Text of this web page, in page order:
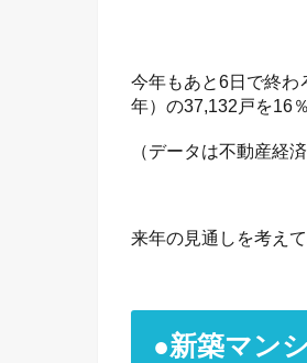
今年もあと6日で終わ
年）の37,132戸を16
（データは不動産経
来年の見通しを考えて
●新築マン